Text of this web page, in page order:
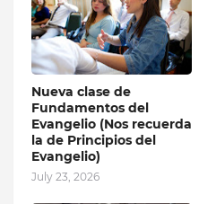
Nueva clase de
Fundamentos del
Evangelio (Nos recuerda
la de Principios del
Evangelio)
July 23, 2026